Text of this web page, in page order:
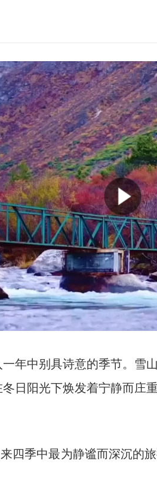
中别具诗意的季节。雪
日阳光下焕发着宁静而庄
季中最为静谧而深沉的